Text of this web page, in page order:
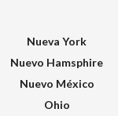
Nueva York
Nuevo Hamsphire
Nuevo México
Ohio